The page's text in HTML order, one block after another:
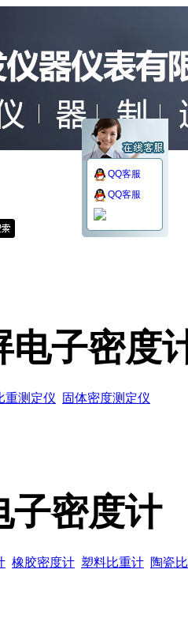
电子密度
重测定仪 固体密度测定仪
子密度计
橡胶密度计 塑料比重计 陶瓷
QQ客服
QQ客服